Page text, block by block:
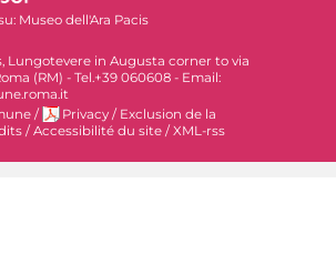
Museo dell'Ara Pacis
Lungotevere in Augusta corner to via
(RM) - Tel.+39 060608 - Email:
/ Privacy / Exclusion de la
/Accessibilité du site /XML-rss